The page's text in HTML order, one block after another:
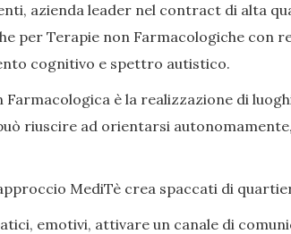
azienda leader nel contract di alta
per Terapie non Farmacologiche con
cognitivo e spettro autistico.
Farmacologica è la realizzazione di
riuscire ad orientarsi
MediTè crea spaccati di
emotivi, attivare un canale di